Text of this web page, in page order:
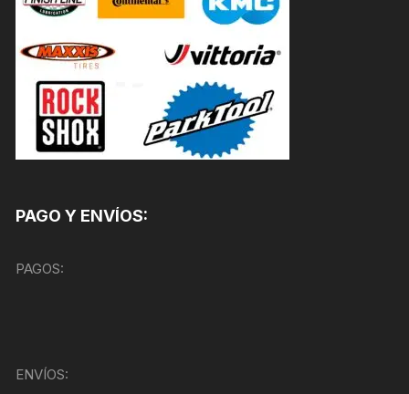
PAGO Y ENVÍOS:
PAGOS:
ENVÍOS: